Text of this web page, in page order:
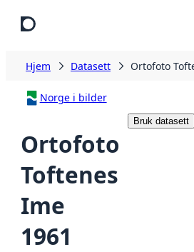
Hjem Datasett Ortofoto
Norge i bilder
Ortofoto
Toftenes
Ime
1961
Bruk datasett